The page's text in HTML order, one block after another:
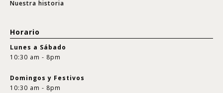
Nuestra historia
Horario
Lunes a Sábado
10:30 am - 8pm
Domingos y Festivos
10:30 am - 8pm